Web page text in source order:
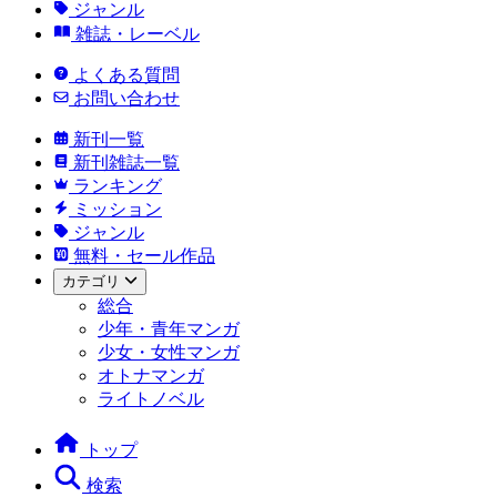
ジャンル
雑誌・レーベル
よくある質問
お問い合わせ
新刊一覧
新刊雑誌一覧
ランキング
ミッション
ジャンル
無料・セール作品
カテゴリ
総合
少年・青年マンガ
少女・女性マンガ
オトナマンガ
ライトノベル
トップ
検索